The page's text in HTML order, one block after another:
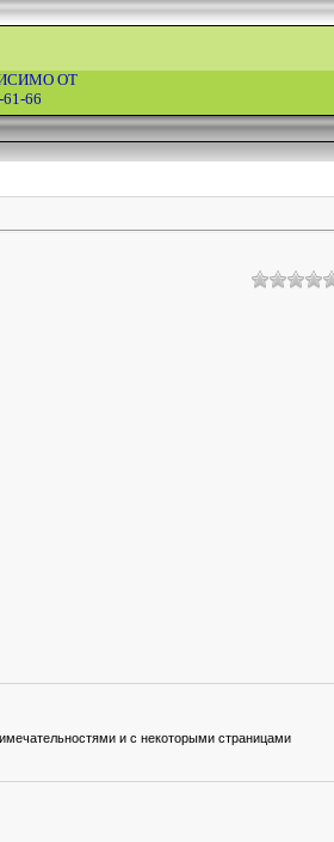
ОТ
66
и с некоторыми страницами